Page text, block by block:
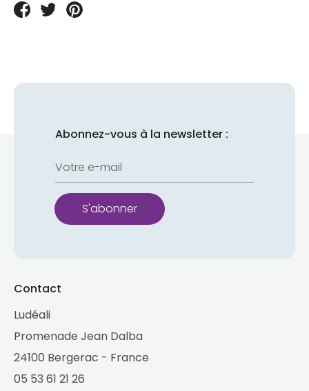
PartagerTweeterÉpingler
Abonnez-vous à la newsletter :
Votre e-mail
S'abonner
Contact
Ludéali
Promenade Jean Dalba
24100 Bergerac - France
05 53 61 21 26